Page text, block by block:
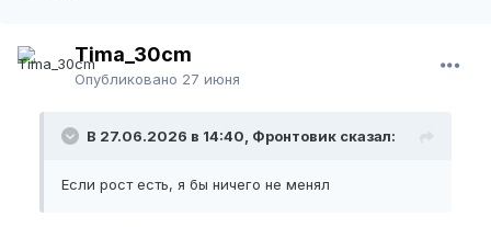
Tima_30cm
Опубликовано 27 июня
В 27.06.2026 в 14:40, Фронтовик сказал:
Если рост есть, я бы ничего не менял